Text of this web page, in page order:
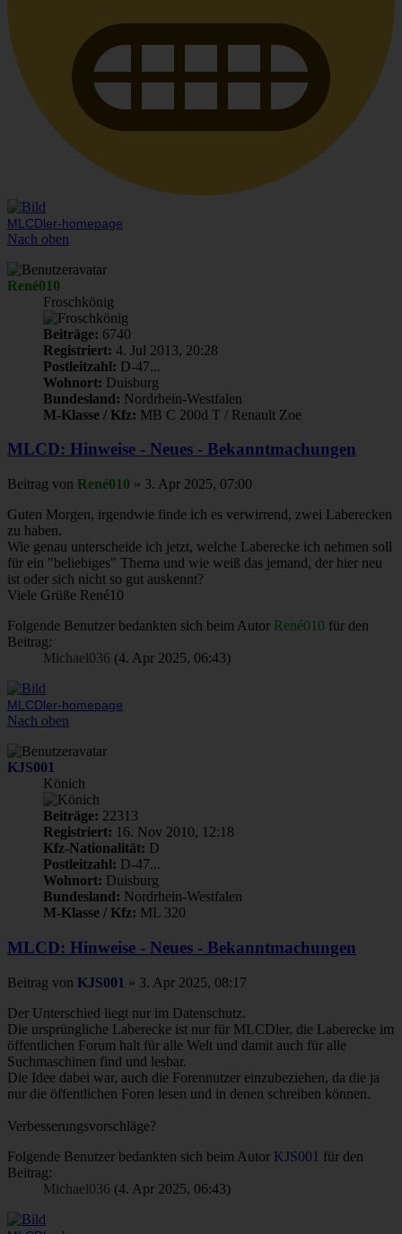
MLCDler-homepage
Nach oben
René010
Froschkönig
Beiträge: 6740
Registriert: 4. Jul 2013, 20:28
Postleitzahl: D-47...
Wohnort: Duisburg
Bundesland: Nordrhein-Westfalen
M-Klasse / Kfz: MB C 200d T / Renault Zoe
MLCD: Hinweise - Neues - Bekanntmachungen
Beitrag von René010 » 3. Apr 2025, 07:00
Guten Morgen, irgendwie finde ich es verwirrend, zwei Laberecken
zu haben.
Wie genau unterscheide ich jetzt, welche Laberecke ich nehmen soll
für ein "beliebiges" Thema und wie weiß das jemand, der hier neu
ist oder sich nicht so gut auskennt?
Viele Grüße René10
Folgende Benutzer bedankten sich beim Autor René010 für den
Beitrag:
Michael036 (4. Apr 2025, 06:43)
MLCDler-homepage
Nach oben
KJS001
Könich
Beiträge: 22313
Registriert: 16. Nov 2010, 12:18
Kfz-Nationalität: D
Postleitzahl: D-47...
Wohnort: Duisburg
Bundesland: Nordrhein-Westfalen
M-Klasse / Kfz: ML 320
MLCD: Hinweise - Neues - Bekanntmachungen
Beitrag von KJS001 » 3. Apr 2025, 08:17
Der Unterschied liegt nur im Datenschutz.
Die ursprüngliche Laberecke ist nur für MLCDler, die Laberecke im
öffentlichen Forum halt für alle Welt und damit auch für alle
Suchmaschinen find und lesbar.
Die Idee dabei war, auch die Forennutzer einzubeziehen, da die ja
nur die öffentlichen Foren lesen und in denen schreiben können.
Verbesserungsvorschläge?
Folgende Benutzer bedankten sich beim Autor KJS001 für den
Beitrag:
Michael036 (4. Apr 2025, 06:43)